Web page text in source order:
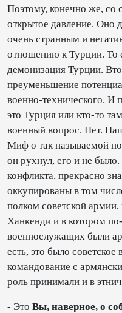
Поэтому, конечно же, со
открытое давление. Оно
очень странным и
отношению к Турции. То
демонизация Турции.
преуменьшение
военно-технического. И
это Турция или кто-то
военный вопрос. Нет.
Миф о так называемой
он рухнул, его и не
конфликта, прекрасно
оккупированы в том
полком советской
Ханкенди и в котором
военнослужащих были
есть, это было
командование с
роль принимали и в
- Это Вы, наверное, о